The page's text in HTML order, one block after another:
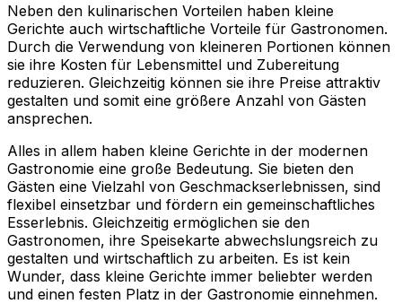
Neben den kulinarischen Vorteilen haben kleine
Gerichte auch wirtschaftliche Vorteile für Gastronomen.
Durch die Verwendung von kleineren Portionen können
sie ihre Kosten für Lebensmittel und Zubereitung
reduzieren. Gleichzeitig können sie ihre Preise attraktiv
gestalten und somit eine größere Anzahl von Gästen
ansprechen.
Alles in allem haben kleine Gerichte in der modernen
Gastronomie eine große Bedeutung. Sie bieten den
Gästen eine Vielzahl von Geschmackserlebnissen, sind
flexibel einsetzbar und fördern ein gemeinschaftliches
Esserlebnis. Gleichzeitig ermöglichen sie den
Gastronomen, ihre Speisekarte abwechslungsreich zu
gestalten und wirtschaftlich zu arbeiten. Es ist kein
Wunder, dass kleine Gerichte immer beliebter werden
und einen festen Platz in der Gastronomie einnehmen.